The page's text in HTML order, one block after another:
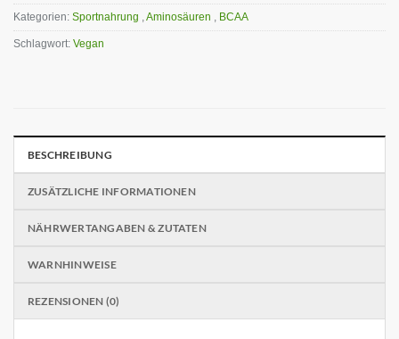
Kategorien: Sportnahrung Aminosäuren BCAA
Schlagwort: Vegan
BESCHREIBUNG
ZUSÄTZLICHE INFORMATIONEN
NÄHRWERTANGABEN & ZUTATEN
WARNHINWEISE
REZENSIONEN (0)